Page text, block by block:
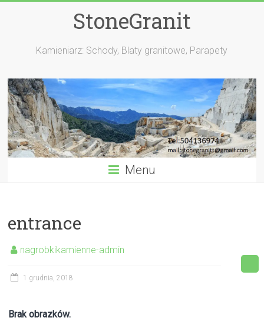
StoneGranit
Kamieniarz: Schody, Blaty granitowe, Parapety
Menu
entrance
nagrobkikamienne-admin
1 grudnia, 2018
Brak obrazków.